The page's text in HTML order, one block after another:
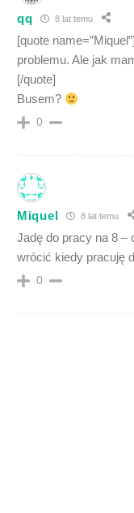
qq 8 lat temu
[quote
problemu. Ale jak
[/quote]
Busem?
0
Miquel 8 lat temu
Jadę do pracy na 8 –
wrócić kiedy pracuję
0